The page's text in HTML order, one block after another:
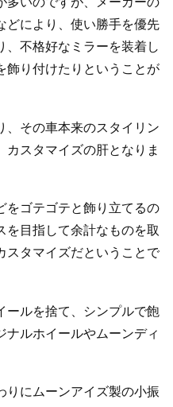
どにより、使い勝手を優先
、不格好なミラーを装着し
飾り付けたりということが
、その車本来のスタイリン
カスタマイズの肝となりま
をゴテゴテと飾り立てるの
を目指して余計なものを取
スタマイズだということで
ールを捨て、シンプルで飽
ナルホイールやムーンディ
りにムーンアイズ製の小振